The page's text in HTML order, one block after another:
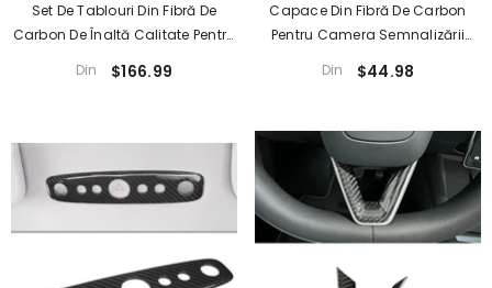
Set De Tablouri Din Fibră De
Carbon De Înaltă Calitate Pentru
Îmbunătățește Stilul Interior
Din $166.99
Capace Din Fibră De Carbon
Pentru Camera Semnalizării
De 2) - Upgrade Exclusiv
Din $44.98